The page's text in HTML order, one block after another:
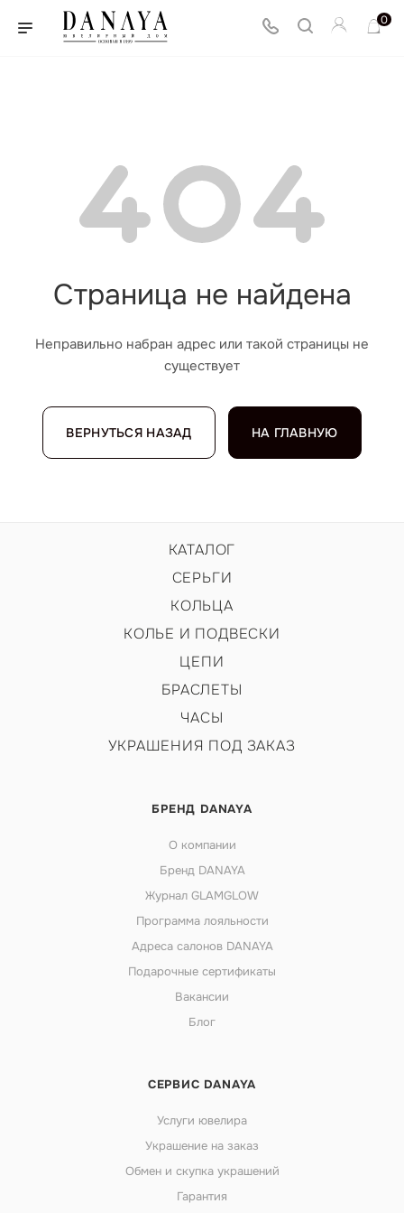
0
Страница не найдена
Неправильно набран адрес или такой страницы не
существует
ВЕРНУТЬСЯ НАЗАД НА ГЛАВНУЮ
КАТАЛОГ
СЕРЬГИ
КОЛЬЦА
КОЛЬЕ И ПОДВЕСКИ
ЦЕПИ
БРАСЛЕТЫ
ЧАСЫ
УКРАШЕНИЯ ПОД ЗАКАЗ
БРЕНД DANAYA
О компании
Бренд DANAYA
Журнал GLAMGLOW
Программа лояльности
Адреса салонов DANAYA
Подарочные сертификаты
Вакансии
Блог
СЕРВИС DANAYA
Услуги ювелира
Украшение на заказ
Обмен и скупка украшений
Гарантия